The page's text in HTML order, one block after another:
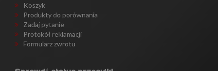
Koszyk
Produkty do porównania
Zadaj pytanie
Protokół reklamacji
Formularz zwrotu